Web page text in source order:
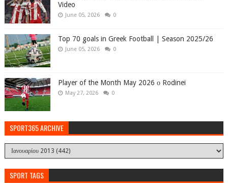
Video
June 05, 2026 0
Top 70 goals in Greek Football | Season 2025/26
June 05, 2026 0
Player of the Month May 2026 ο Rodinei
May 27, 2026 0
SPORT365 ARCHIVE
SPORT TAGS